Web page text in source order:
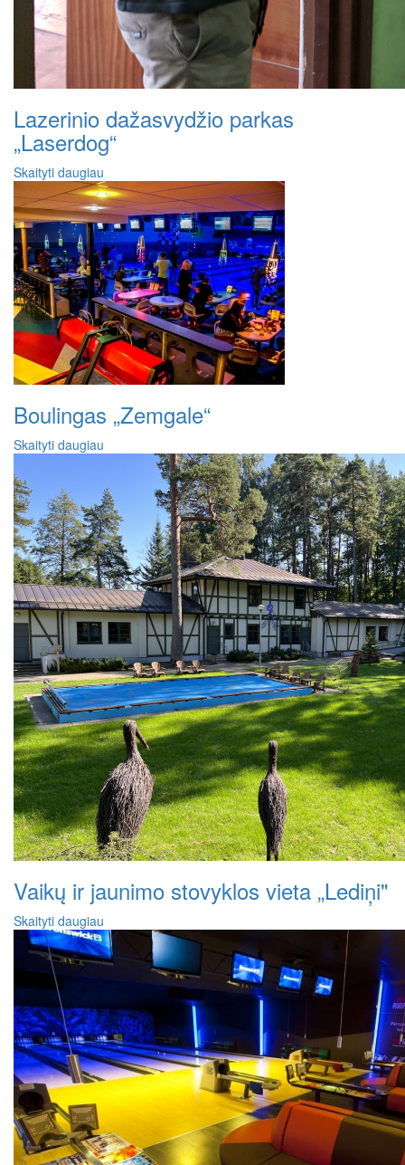
Lazerinio dažasvydžio parkas
„Laserdog“
Skaityti daugiau
Boulingas „Zemgale“
Skaityti daugiau
Vaikų ir jaunimo stovyklos vieta „Lediņi"
Skaityti daugiau